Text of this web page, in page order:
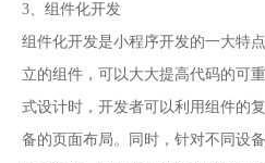
3、组件化开发
组件化开发是小程序开发的一大特
立的组件，可以大大提高代码的可
式设计时，开发者可以利用组件的
备的页面布局。同时，针对不同设